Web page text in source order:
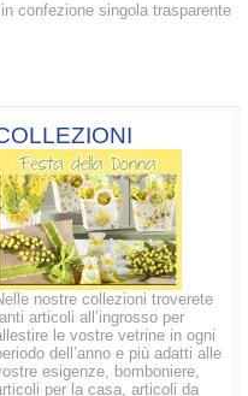
confezione singola trasparente
nostre collezioni troverete
articoli all’ingrosso per
le vostre vetrine in ogni
dell’anno e più adatti alle
esigenze, bomboniere,
per la casa, articoli da